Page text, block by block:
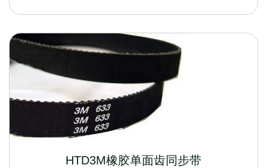
HTD3M橡胶单面齿同步带